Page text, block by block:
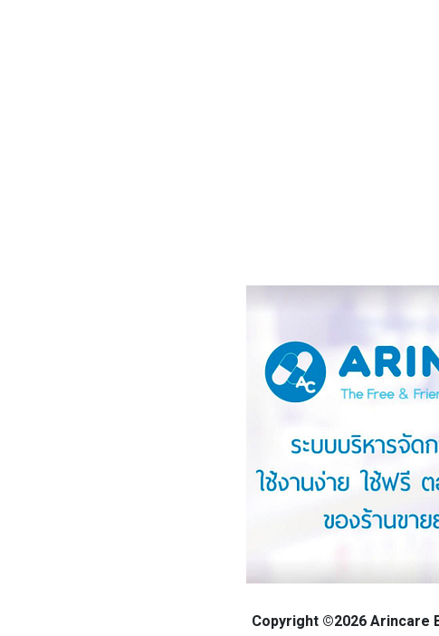
Copyright ©2026 Arincare